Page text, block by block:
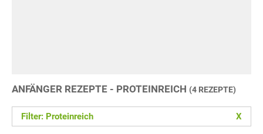
ANFÄNGER REZEPTE - PROTEINREICH (4 REZEPTE)
Filter: Proteinreich X